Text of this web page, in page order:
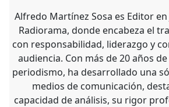
Alfredo Martínez Sosa es Editor
Radiorama, donde encabeza el
con responsabilidad, liderazgo y
audiencia. Con más de 20 años
periodismo, ha desarrollado una
medios de comunicación,
capacidad de análisis, su rigor